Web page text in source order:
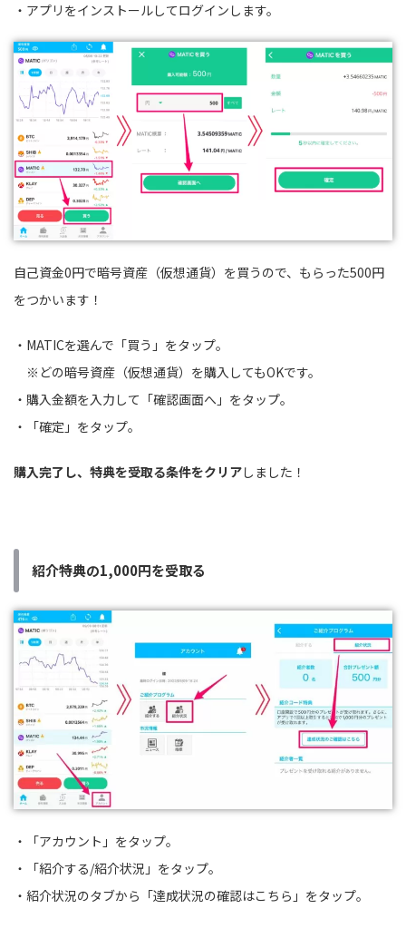
・アプリをインストールしてログインします。
自己資金0円で暗号資産（仮想通貨）を買うので、もらった500円
をつかいます！
・MATICを選んで「買う」をタップ。
※どの暗号資産（仮想通貨）を購入してもOKです。
・購入金額を入力して「確認画面へ」をタップ。
・「確定」をタップ。
購入完了し、特典を受取る条件をクリアしました！
紹介特典の1,000円を受取る
・「アカウント」をタップ。
・「紹介する/紹介状況」をタップ。
・紹介状況のタブから「達成状況の確認はこちら」をタップ。